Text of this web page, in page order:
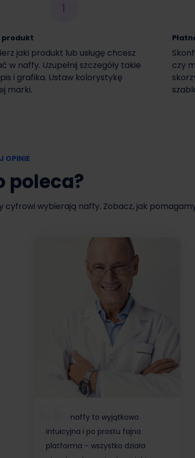
Włącz czasową promocję
1
produkt
jaki produkt lub usługę chcesz
w naffy. Uzupełnij szczegóły takie
i grafika. Ustaw kolorystykę
marki.
czy
OPINIE
poleca?
cyfrowi wybierają naffy. Zobacz, jak
naffy to wyjątkowo
intuicyjna i po prostu fajna
platforma – wszystko działa